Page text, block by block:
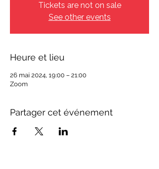
Tickets are not on sale
See other events
Heure et lieu
26 mai 2024, 19:00 – 21:00
Zoom
Partager cet événement